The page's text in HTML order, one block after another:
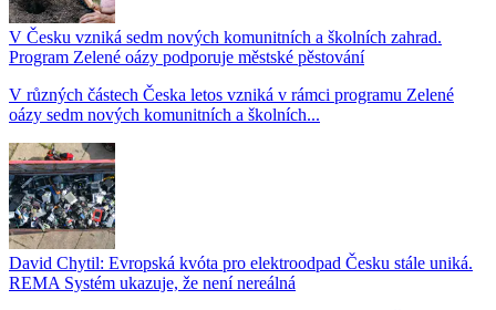
V Česku vzniká sedm nových komunitních a školních zahrad.
Program Zelené oázy podporuje městské pěstování
V různých částech Česka letos vzniká v rámci programu Zelené
oázy sedm nových komunitních a školních...
David Chytil: Evropská kvóta pro elektroodpad Česku stále uniká.
REMA Systém ukazuje, že není nereálná